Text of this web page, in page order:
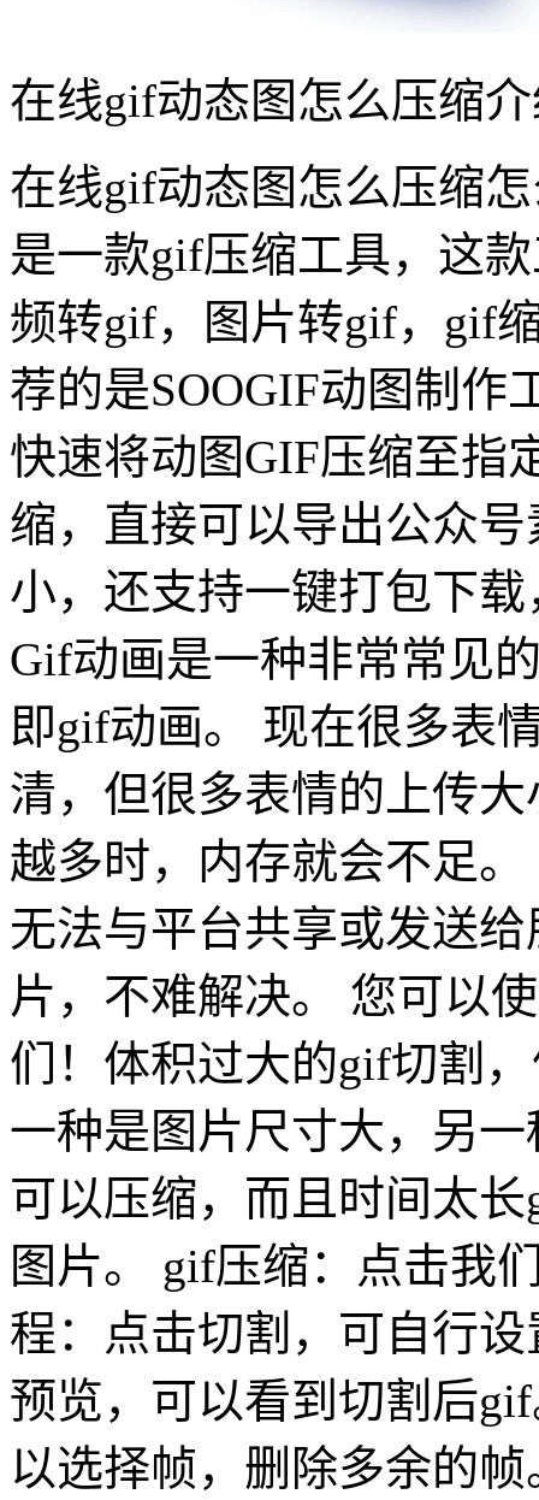
在线gif动态图怎么压缩
在线gif动态图怎么压缩
是一款gif压缩工具，这
频转gif，图片转gif，gif
荐的是SOOGIF动图制作
快速将动图GIF压缩至指
缩，直接可以导出公众
小，还支持一键打包下
Gif动画是一种非常常见
即gif动画。 现在很多表
清，但很多表情的上传
越多时，内存就会不足
无法与平台共享或发送
片，不难解决。 您可以
们！体积过大的gif切割
一种是图片尺寸大，另
可以压缩，而且时间太
图片。 gif压缩：点击我
程：点击切割，可自行
预览，可以看到切割后
以选择帧，删除多余的帧